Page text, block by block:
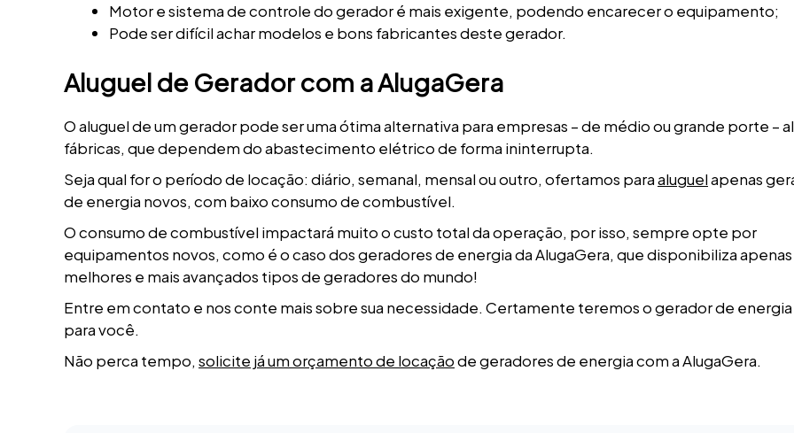
Motor e sistema de controle do gerador é mais exigente, podendo encarecer o equipamento;
Pode ser difícil achar modelos e bons fabricantes deste gerador.
Aluguel de Gerador com a AlugaGera
O aluguel de um gerador pode ser uma ótima alternativa para empresas – de médio ou grande porte –
fábricas, que dependem do abastecimento elétrico de forma ininterrupta.
Seja qual for o período de locação: diário, semanal, mensal ou outro, ofertamos paraaluguelapenas
de energia novos, com baixo consumo de combustível.
O consumo de combustível impactará muito o custo total da operação, por isso, sempre opte por
equipamentos novos, como é o caso dos geradores de energia da AlugaGera, que disponibiliza
melhores e mais avançados tipos de geradores do mundo!
Entre em contato e nos conte mais sobre sua necessidade. Certamente teremos o gerador de
para você.
Não perca tempo, solicite já um orçamento de locaçãode geradores de energia com a AlugaGera.